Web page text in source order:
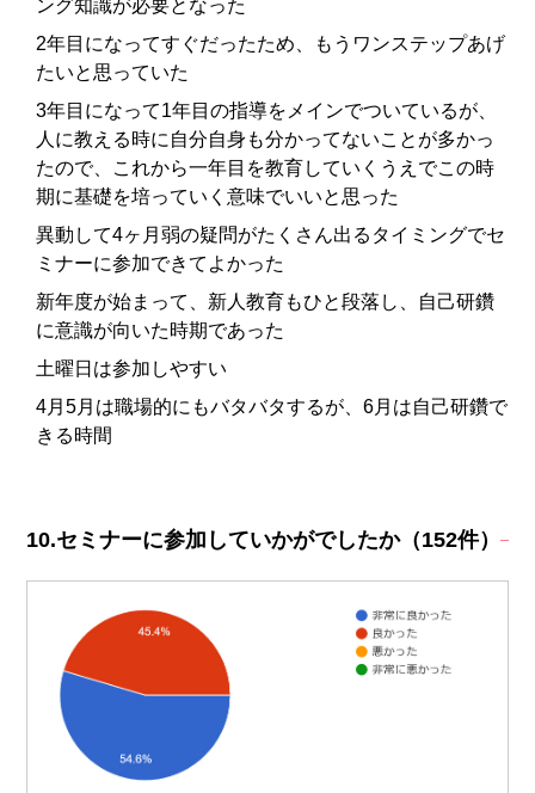
ング知識が必要となった
2年目になってすぐだったため、もうワンステップあげ
たいと思っていた
3年目になって1年目の指導をメインでついているが、
人に教える時に自分自身も分かってないことが多かっ
たので、これから一年目を教育していくうえでこの時
期に基礎を培っていく意味でいいと思った
異動して4ヶ月弱の疑問がたくさん出るタイミングでセ
ミナーに参加できてよかった
新年度が始まって、新人教育もひと段落し、自己研鑽
に意識が向いた時期であった
土曜日は参加しやすい
4月5月は職場的にもバタバタするが、6月は自己研鑽で
きる時間
10.セミナーに参加していかがでしたか（152件）